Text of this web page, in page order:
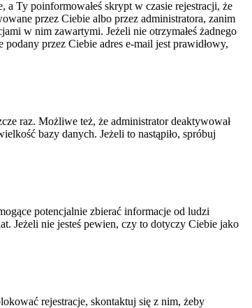
a Ty poinformowałeś skrypt w czasie rejestracji, że
przez Ciebie albo przez administratora, zanim
w nim zawartymi. Jeżeli nie otrzymałeś żadnego
przez Ciebie adres e-mail jest prawidłowy,
raz. Możliwe też, że administrator deaktywował
bazy danych. Jeżeli to nastąpiło, spróbuj
potencjalnie zbierać informacje od ludzi
Jeżeli nie jesteś pewien, czy to dotyczy Ciebie jako
rejestracje, skontaktuj się z nim, żeby